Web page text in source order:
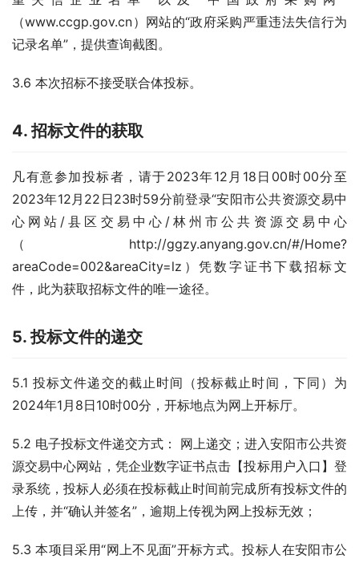
（www.ccgp.gov.cn）网站的“政府采购严重违法失信行为
记录名单”，提供查询截图。
3.6 本次招标不接受联合体投标。
4. 招标文件的获取
凡有意参加投标者，请于2023年12月18日00时00分至
2023年12月22日23时59分前登录“安阳市公共资源交易中
心网站/县区交易中心/林州市公共资源交易中心
（http://ggzy.anyang.gov.cn/#/Home?
areaCode=002&areaCity=lz）凭数字证书下载招标文
件，此为获取招标文件的唯一途径。
5. 投标文件的递交
5.1 投标文件递交的截止时间（投标截止时间，下同）为
2024年1月8日10时00分，开标地点为网上开标厅。
5.2 电子投标文件递交方式： 网上递交；进入安阳市公共资
源交易中心网站，凭企业数字证书点击【投标用户入口】登
录系统，投标人必须在投标截止时间前完成所有投标文件的
上传，并“确认并签名”，逾期上传视为网上投标无效；
5.3 本项目采用“网上不见面”开标方式。投标人在安阳市公